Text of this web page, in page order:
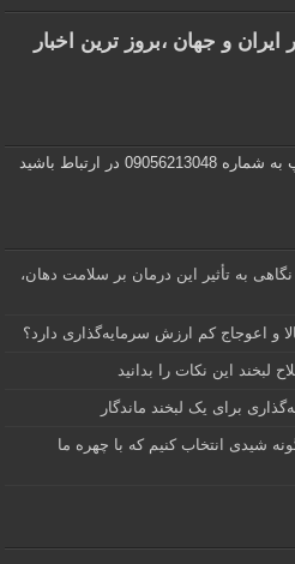
و جهان ،بروز ترین اخبار
در ارتباط باشید
به تأثیر این درمان بر سلامت دهان،
و اعوجاج کم ارزش سرمایه‌گذاری دارد؟
لبخند این نکات را بدانید
برای یک لبخند ماندگار
شیدی انتخاب کنیم که با چهره ما